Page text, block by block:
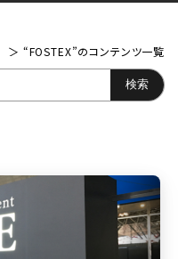
“FOSTEX”のコンテンツ一覧